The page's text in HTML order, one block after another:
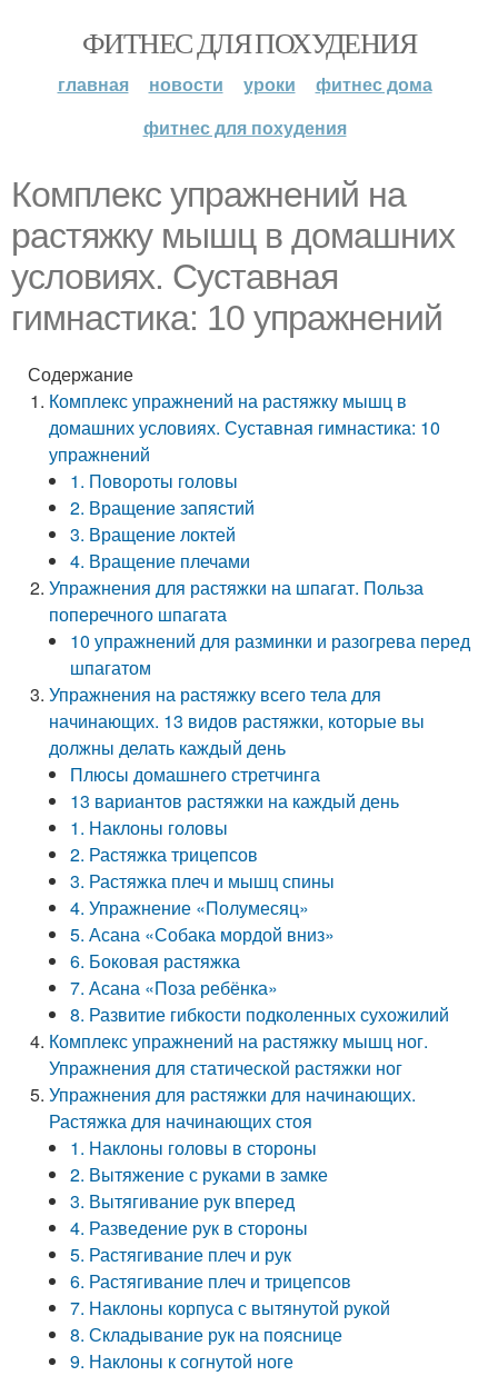
ФИТНЕС ДЛЯ ПОХУДЕНИЯ
главная новости уроки
фитнес дома
фитнес для похудения
Комплекс упражнений на
растяжку мышц в домашних
условиях. Суставная
гимнастика: 10 упражнений
Содержание
Комплекс упражнений на растяжку мышц в
домашних условиях. Суставная гимнастика: 10
упражнений
1. Повороты головы
2. Вращение запястий
3. Вращение локтей
4. Вращение плечами
Упражнения для растяжки на шпагат. Польза
поперечного шпагата
10 упражнений для разминки и разогрева перед
шпагатом
Упражнения на растяжку всего тела для
начинающих. 13 видов растяжки, которые вы
должны делать каждый день
Плюсы домашнего стретчинга
13 вариантов растяжки на каждый день
1. Наклоны головы
2. Растяжка трицепсов
3. Растяжка плеч и мышц спины
4. Упражнение «Полумесяц»
5. Асана «Собака мордой вниз»
6. Боковая растяжка
7. Асана «Поза ребёнка»
8. Развитие гибкости подколенных сухожилий
Комплекс упражнений на растяжку мышц ног.
Упражнения для статической растяжки ног
Упражнения для растяжки для начинающих.
Растяжка для начинающих стоя
1. Наклоны головы в стороны
2. Вытяжение с руками в замке
3. Вытягивание рук вперед
4. Разведение рук в стороны
5. Растягивание плеч и рук
6. Растягивание плеч и трицепсов
7. Наклоны корпуса с вытянутой рукой
8. Складывание рук на пояснице
9. Наклоны к согнутой ноге